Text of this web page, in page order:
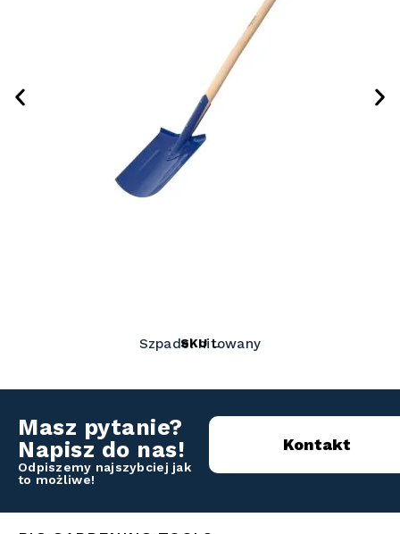
Szpadel nitowany
SKUL
Masz pytanie?
Napisz do nas!
Odpiszemy najszybciej jak
to możliwe!
Kontakt